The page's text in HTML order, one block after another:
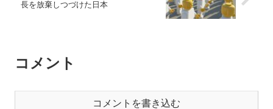
長を放棄しつづけた日本
コメント
コメントを書き込む